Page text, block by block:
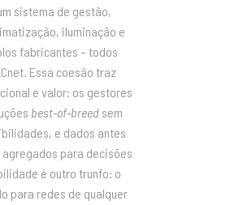
sistema de gestão,
iluminação e
fabricantes – todos
Essa coesão traz
e valor: os gestores
best-of-breedsem
e dados antes
para decisões
é outro trunfo: o
para redes de qualquer